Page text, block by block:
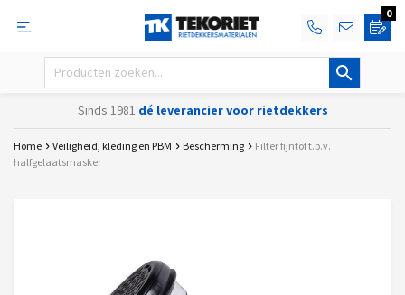
0
Sinds 1981 dé leverancier voor rietdekkers
Home Veiligheid, kleding en PBM Bescherming
Filter fijntof t.b.v.
halfgelaatsmasker